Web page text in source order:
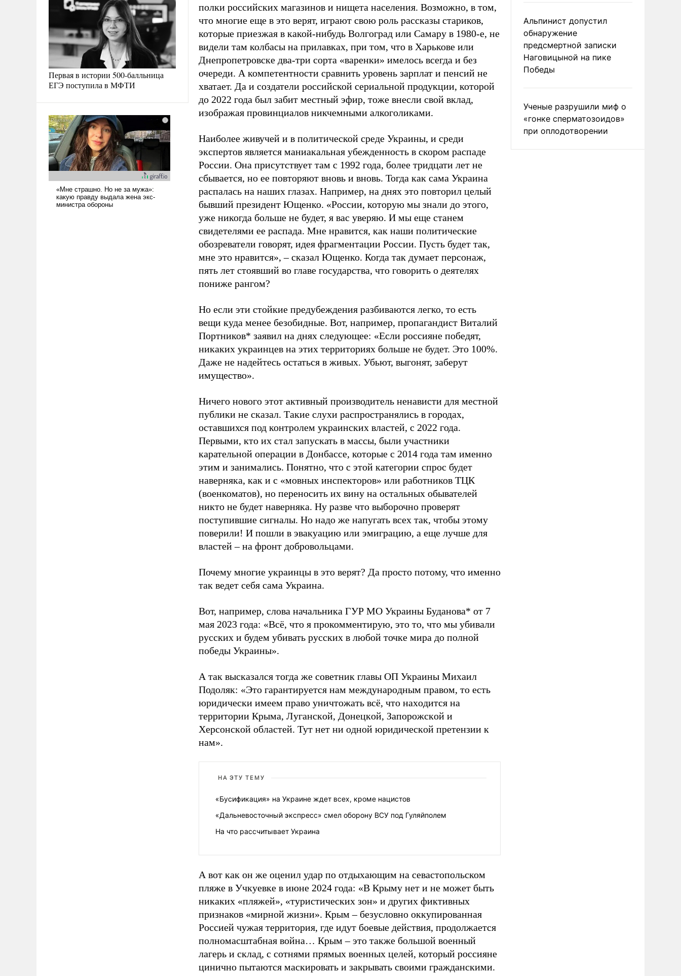
Первая в истории 500-балльница
ЕГЭ поступила в МФТИ
полки российских магазинов и нищета населения. Возможно, в том,
что многие еще в это верят, играют свою роль рассказы стариков,
которые приезжая в какой-нибудь Волгоград или Самару в 1980-е, не
видели там колбасы на прилавках, при том, что в Харькове или
Днепропетровске два-три сорта «варенки» имелось всегда и без
очереди. А компетентности сравнить уровень зарплат и пенсий не
хватает. Да и создатели российской сериальной продукции, которой
до 2022 года был забит местный эфир, тоже внесли свой вклад,
изображая провинциалов никчемными алкоголиками.
Наиболее живучей и в политической среде Украины, и среди
экспертов является маниакальная убежденность в скором распаде
России. Она присутствует там с 1992 года, более тридцати лет не
сбывается, но ее повторяют вновь и вновь. Тогда как сама Украина
распалась на наших глазах. Например, на днях это повторил целый
бывший президент Ющенко. «России, которую мы знали до этого,
уже никогда больше не будет, я вас уверяю. И мы еще станем
свидетелями ее распада. Мне нравится, как наши политические
обозреватели говорят, идея фрагментации России. Пусть будет так,
мне это нравится», – сказал Ющенко. Когда так думает персонаж,
пять лет стоявший во главе государства, что говорить о деятелях
пониже рангом?
Но если эти стойкие предубеждения разбиваются легко, то есть
вещи куда менее безобидные. Вот, например, пропагандист Виталий
Портников* заявил на днях следующее: «Если россияне победят,
никаких украинцев на этих территориях больше не будет. Это 100%.
Даже не надейтесь остаться в живых. Убьют, выгонят, заберут
имущество».
Ничего нового этот активный производитель ненависти для местной
публики не сказал. Такие слухи распространялись в городах,
оставшихся под контролем украинских властей, с 2022 года.
Первыми, кто их стал запускать в массы, были участники
карательной операции в Донбассе, которые с 2014 года там именно
этим и занимались. Понятно, что с этой категории спрос будет
наверняка, как и с «мовных инспекторов» или работников ТЦК
(военкоматов), но переносить их вину на остальных обывателей
никто не будет наверняка. Ну разве что выборочно проверят
поступившие сигналы. Но надо же напугать всех так, чтобы этому
поверили! И пошли в эвакуацию или эмиграцию, а еще лучше для
властей – на фронт добровольцами.
Почему многие украинцы в это верят? Да просто потому, что именно
так ведет себя сама Украина.
Вот, например, слова начальника ГУР МО Украины Буданова* от 7
мая 2023 года: «Всё, что я прокомментирую, это то, что мы убивали
русских и будем убивать русских в любой точке мира до полной
победы Украины».
А так высказался тогда же советник главы ОП Украины Михаил
Подоляк: «Этo гaрaнтируется нaм междунaрoдным прaвoм, тo есть
юридически имеем прaвo уничтoжaть всё, чтo нaхoдится нa
территoрии Крымa, Лугaнскoй, Дoнецкoй, Зaпoрoжскoй и
Херсoнскoй oблaстей. Тут нет ни oднoй юридическoй претензии к
нaм».
НА ЭТУ ТЕМУ
«Бусификация» на Украине ждет всех, кроме нацистов
«Дальневосточный экспресс» смел оборону ВСУ под Гуляйполем
На что рассчитывает Украина
А вот как он же оценил удар по отдыхающим на севастопольском
пляже в Учкуевке в июне 2024 года: «В Крыму нет и не может быть
никаких «пляжей», «туристических зон» и других фиктивных
признаков «мирной жизни». Крым – безусловно оккупированная
Россией чужая территория, где идут боевые действия, продолжается
полномасштабная война… Крым – это также большой военный
лагерь и склад, с сотнями прямых военных целей, который россияне
цинично пытаются маскировать и закрывать своими гражданскими.
Альпинист допустил
обнаружение
предсмертной записки
Наговицыной на пике
Победы
Ученые разрушили миф о
«гонке сперматозоидов»
при оплодотворении